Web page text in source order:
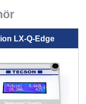
LX-Q-Edge